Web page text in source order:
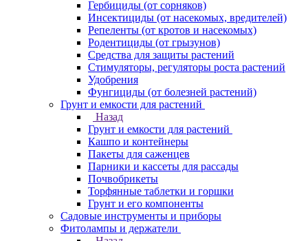
Гербициды (от сорняков)
Инсектициды (от насекомых, вредителей)
Репеленты (от кротов и насекомых)
Родентициды (от грызунов)
Средства для защиты растений
Стимуляторы, регуляторы роста растений
Удобрения
Фунгициды (от болезней растений)
Грунт и емкости для растений
Назад
Грунт и емкости для растений
Кашпо и контейнеры
Пакеты для саженцев
Парники и кассеты для рассады
Почвобрикеты
Торфянные таблетки и горшки
Грунт и его компоненты
Садовые инструменты и приборы
Фитолампы и держатели